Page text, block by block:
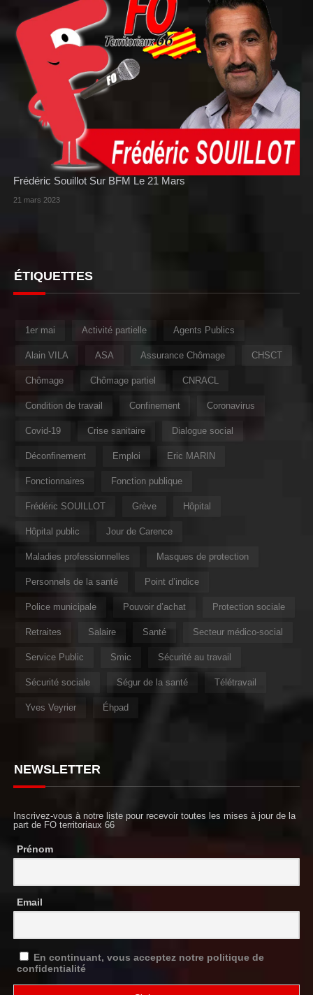
Frédéric Souillot Sur BFM Le 21 Mars
21 mars 2023
ÉTIQUETTES
1er mai Activité partielle Agents Publics
Alain VILA ASA Assurance Chômage CHSCT
Chômage Chômage partiel CNRACL
Condition de travail Confinement Coronavirus
Covid-19 Crise sanitaire Dialogue social
Déconfinement Emploi Eric MARIN
Fonctionnaires Fonction publique
Frédéric SOUILLOT Grève Hôpital
Hôpital public Jour de Carence
Maladies professionnelles Masques de protection
Personnels de la santé Point d’indice
Police municipale Pouvoir d’achat Protection sociale
Retraites Salaire Santé Secteur médico-social
Service Public Smic Sécurité au travail
Sécurité sociale Ségur de la santé Télétravail
Yves Veyrier Éhpad
NEWSLETTER
Inscrivez-vous à notre liste pour recevoir toutes les mises à jour de la
part de FO territoriaux 66
Prénom
Email
En continuant, vous acceptez notre politique de
confidentialité